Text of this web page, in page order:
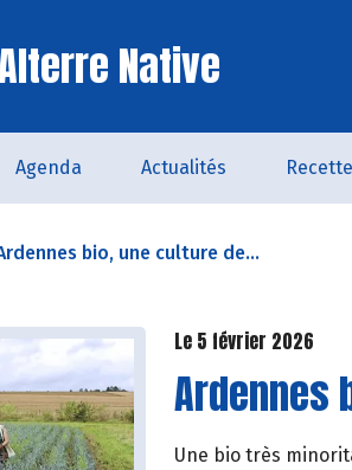
Native
Agenda Actualités
bio, une culture de...
Le 5 février 2026
Ardennes
Une bio très